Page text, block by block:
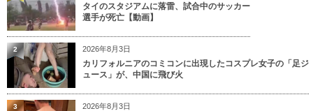
タイのスタジアムに落雷、試合中のサッカー
選手が死亡【動画】
2026年8月3日
カリフォルニアのコミコンに出現したコスプレ女子の「足ジ
ュース」が、中国に飛び火
2
2026年8月3日
3